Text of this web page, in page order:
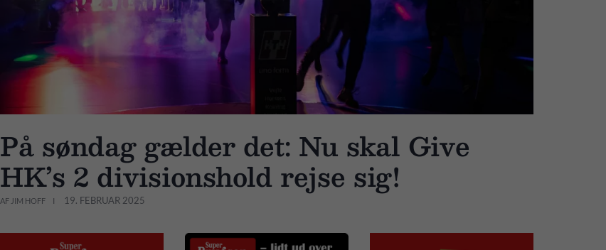
På søndag gælder det: Nu skal Give
HK’s 2 divisionshold rejse sig!
AF JIM HOFF 19. FEBRUAR 2025